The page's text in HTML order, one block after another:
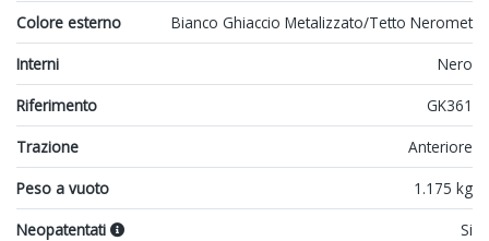
Colore esterno
Bianco Ghiaccio Metalizzato/Tetto Neromet
Interni
Nero
Riferimento
GK361
Trazione
Anteriore
Peso a vuoto
1.175 kg
Neopatentati
Si